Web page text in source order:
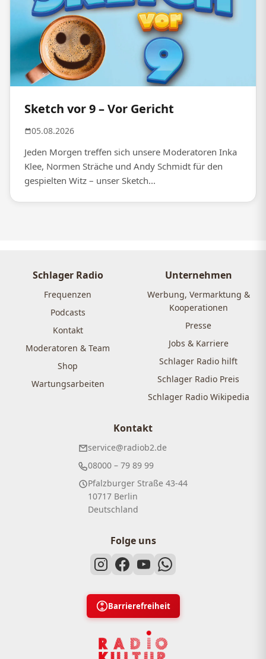
Sketch vor 9 – Vor Gericht
05.08.2026
Jeden Morgen treffen sich unsere Moderatoren Inka
Klee, Normen Sträche und Andy Schmidt für den
gespielten Witz – unser Sketch...
Schlager Radio
Frequenzen
Podcasts
Kontakt
Moderatoren & Team
Shop
Wartungsarbeiten
Unternehmen
Werbung, Vermarktung &
Kooperationen
Presse
Jobs & Karriere
Schlager Radio hilft
Schlager Radio Preis
Schlager Radio Wikipedia
Kontakt
service@radiob2.de
08000 – 79 89 99
Pfalzburger Straße 43-44
10717 Berlin
Deutschland
Folge uns
Barrierefreiheit